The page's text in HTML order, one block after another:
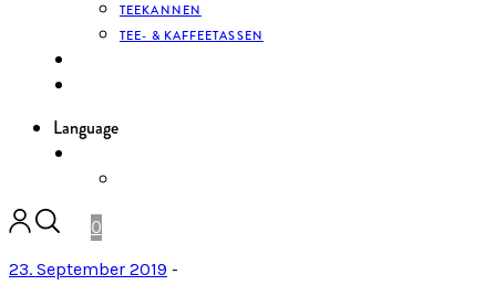
TEEKANNEN
TEE- & KAFFEETASSEN
Language
0
23. September 2019 -